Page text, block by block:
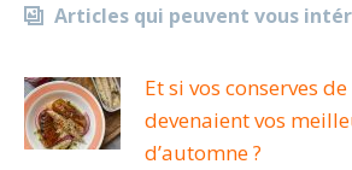
Articles qui peuvent vous
Et si vos conserves
devenaient vos
d’automne ?